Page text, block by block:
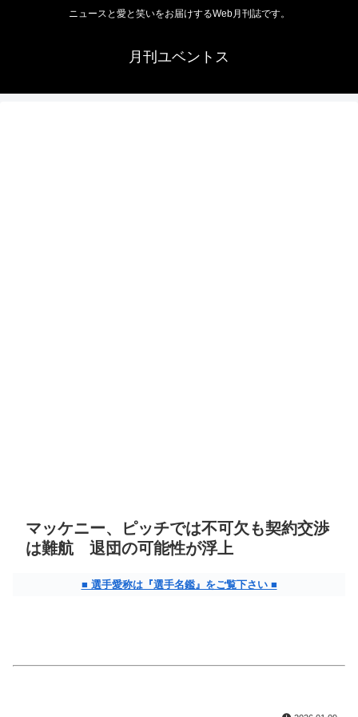
ニュースと愛と笑いをお届けするWeb月刊誌です。
月刊ユベントス
マッケニー、ピッチでは不可欠も契約交渉
は難航 退団の可能性が浮上
■ 選手愛称は『選手名鑑』をご覧下さい ■